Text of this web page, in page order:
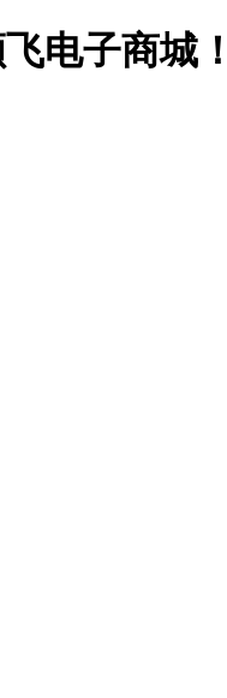
电子商城